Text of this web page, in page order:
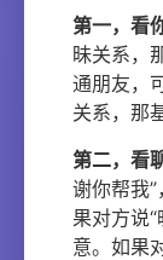
第一，看
昧关系，
通朋友，
关系，那
第二，看
谢你帮我
果对方说
意。如果